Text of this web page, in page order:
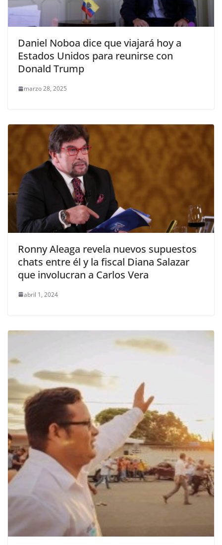
Daniel Noboa dice que viajará hoy a
Estados Unidos para reunirse con
Donald Trump
marzo 28, 2025
Ronny Aleaga revela nuevos supuestos
chats entre él y la fiscal Diana Salazar
que involucran a Carlos Vera
abril 1, 2024